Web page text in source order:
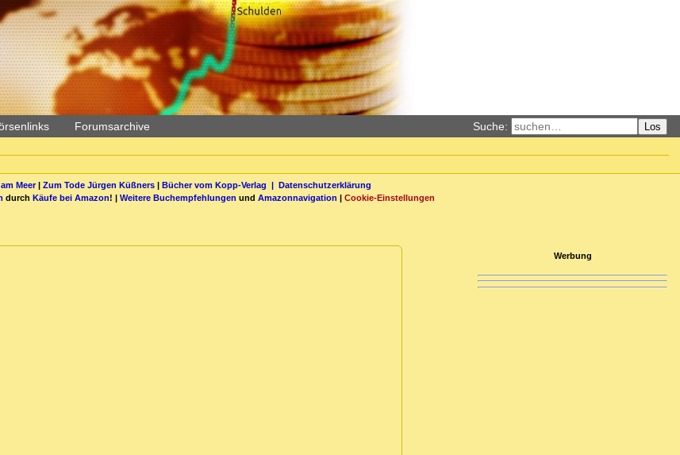
Forumsarchive Suche: Los
Meer| Zum Tode Jürgen Küßners| Bücher vom Kopp-Verlag | Datenschutzerklärung
durch Käufe bei Amazon! | Weitere Buchempfehlungen und Amazonnavigation | Cookie-Einstellungen
Werbung